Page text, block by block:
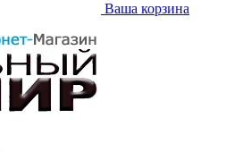
Ваша корзина